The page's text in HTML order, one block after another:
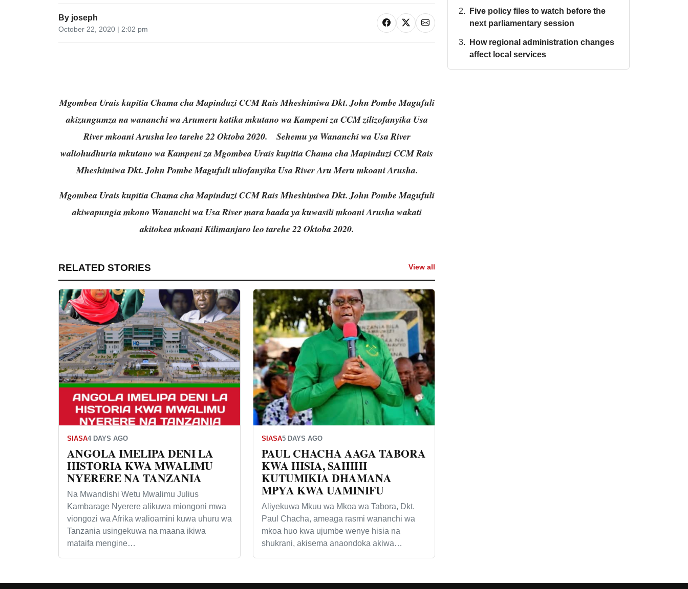
By joseph
October 22, 2020 | 2:02 pm
Mgombea Urais kupitia Chama cha Mapinduzi CCM Rais Mheshimiwa Dkt. John Pombe Magufuli
akizungumza na wananchi wa Arumeru katika mkutano wa Kampeni za CCM zilizofanyika Usa
River mkoani Arusha leo tarehe 22 Oktoba 2020.
Sehemu ya Wananchi wa Usa River
waliohudhuria mkutano wa Kampeni za Mgombea Urais kupitia Chama cha Mapinduzi CCM Rais
Mheshimiwa Dkt. John Pombe Magufuli uliofanyika Usa River Aru Meru mkoani Arusha.
Mgombea Urais kupitia Chama cha Mapinduzi CCM Rais Mheshimiwa Dkt. John Pombe Magufuli
akiwapungia mkono Wananchi wa Usa River mara baada ya kuwasili mkoani Arusha wakati
akitokea mkoani Kilimanjaro leo tarehe 22 Oktoba 2020.
RELATED STORIES View all
SIASA4 DAYS AGO
ANGOLA IMELIPA DENI LA
HISTORIA KWA MWALIMU
NYERERE NA TANZANIA
Na Mwandishi Wetu Mwalimu Julius
Kambarage Nyerere alikuwa miongoni mwa
viongozi wa Afrika walioamini kuwa uhuru wa
Tanzania usingekuwa na maana ikiwa
mataifa mengine…
SIASA5 DAYS AGO
PAUL CHACHA AAGA TABORA
KWA HISIA, SAHIHI
KUTUMIKIA DHAMANA
MPYA KWA UAMINIFU
Aliyekuwa Mkuu wa Mkoa wa Tabora, Dkt.
Paul Chacha, ameaga rasmi wananchi wa
mkoa huo kwa ujumbe wenye hisia na
shukrani, akisema anaondoka akiwa…
Five policy files to watch before the
next parliamentary session
How regional administration changes
affect local services